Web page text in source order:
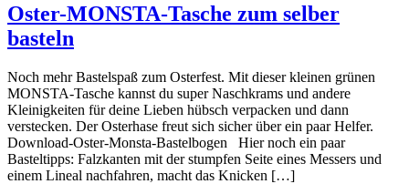
Oster-MONSTA-Tasche zum selber
basteln
Noch mehr Bastelspaß zum Osterfest. Mit dieser kleinen grünen
MONSTA-Tasche kannst du super Naschkrams und andere
Kleinigkeiten für deine Lieben hübsch verpacken und dann
verstecken. Der Osterhase freut sich sicher über ein paar Helfer.
Download-Oster-Monsta-Bastelbogen Hier noch ein paar
Basteltipps: Falzkanten mit der stumpfen Seite eines Messers und
einem Lineal nachfahren, macht das Knicken […]